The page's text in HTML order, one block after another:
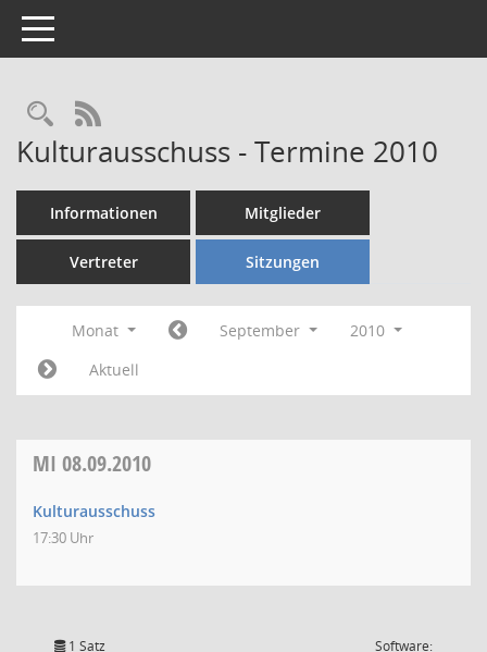
Toggle navigation
Rechercheauswahl
RSS-Feed
Kulturausschuss - Termine 2010
Informationen Mitglieder
Vertreter Sitzungen
Monat September
2010
Aktuell
MI 08.09.2010
Kulturausschuss
17:30 Uhr
1 Satz
Software: